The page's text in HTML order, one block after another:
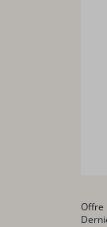
Offre